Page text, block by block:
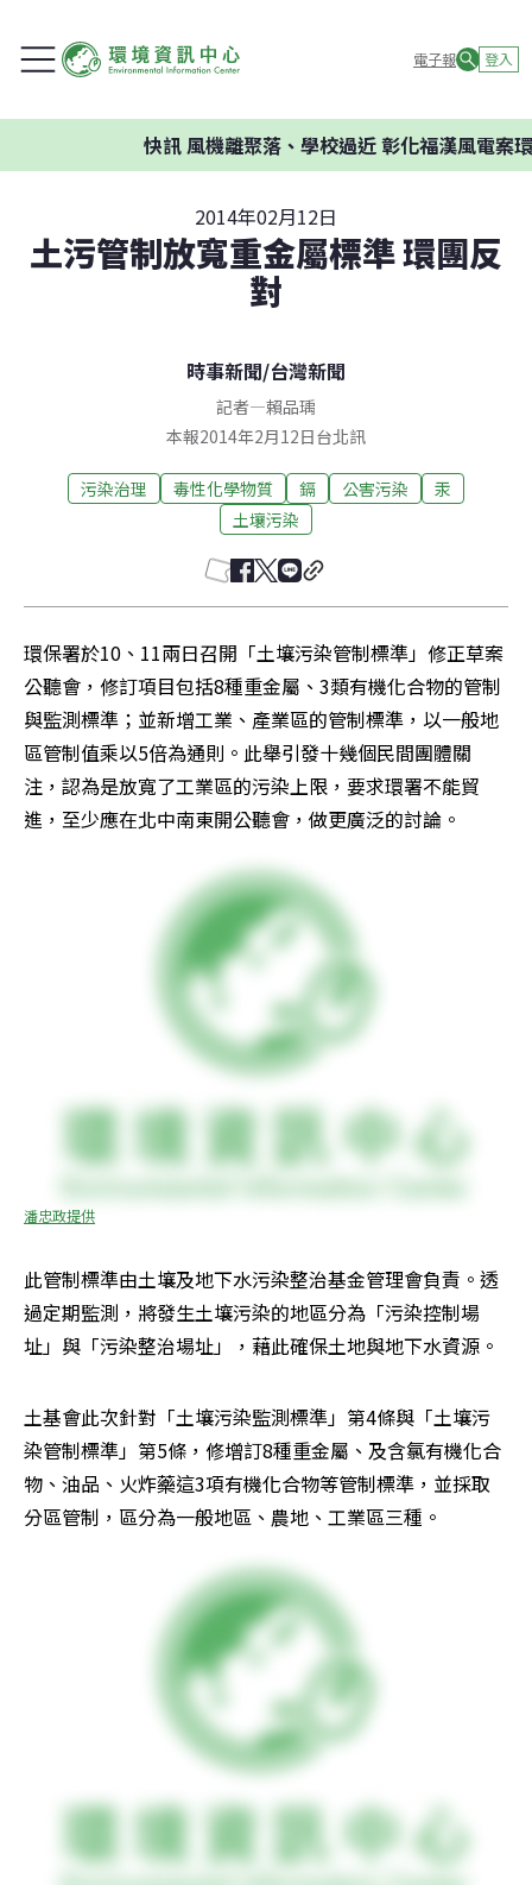
電子報 登入
風機離聚落、學校過近 彰化福漢風電案環委建
2014年02月12日
土污管制放寬重金屬標準 環團反
對
時事新聞/台灣新聞
記者—賴品瑀
本報2014年2月12日台北訊
污染治理 毒性化學物質 鎘 公害污染
汞
土壤污染
環保署於10、11兩日召開「土壤污染管制標準」修正草案
公聽會，修訂項目包括8種重金屬、3類有機化合物的管制
與監測標準；並新增工業、產業區的管制標準，以一般地
區管制值乘以5倍為通則。此舉引發十幾個民間團體關
注，認為是放寬了工業區的污染上限，要求環署不能貿
進，至少應在北中南東開公聽會，做更廣泛的討論。
潘忠政提供
此管制標準由土壤及地下水污染整治基金管理會負責。透
過定期監測，將發生土壤污染的地區分為「污染控制場
址」與「污染整治場址」，藉此確保土地與地下水資源。
土基會此次針對「土壤污染監測標準」第4條與「土壤污
染管制標準」第5條，修增訂8種重金屬、及含氯有機化合
物、油品、火炸藥這3項有機化合物等管制標準，並採取
分區管制，區分為一般地區、農地、工業區三種。